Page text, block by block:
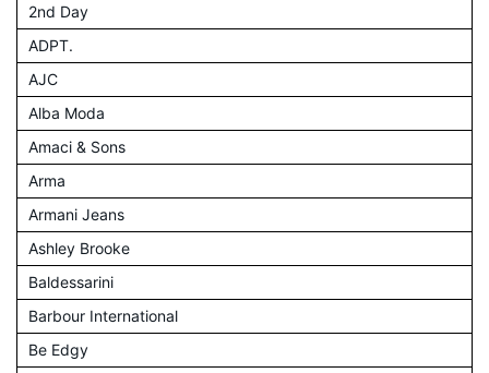
2nd Day
ADPT.
AJC
Alba Moda
Amaci & Sons
Arma
Armani Jeans
Ashley Brooke
Baldessarini
Barbour International
Be Edgy